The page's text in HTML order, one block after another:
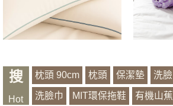
搜
Hot
枕頭 90cm 枕頭 保潔墊 洗臉
洗臉巾 MIT環保拖鞋 有機山蕉